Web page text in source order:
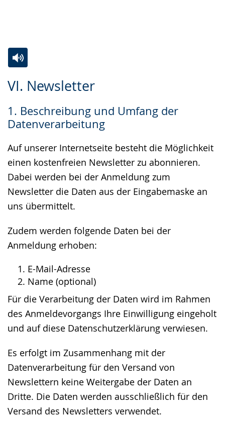
VI. Newsletter
1. Beschreibung und Umfang der
Datenverarbeitung
Auf unserer Internetseite besteht die Möglichkeit
einen kostenfreien Newsletter zu abonnieren.
Dabei werden bei der Anmeldung zum
Newsletter die Daten aus der Eingabemaske an
uns übermittelt.
Zudem werden folgende Daten bei der
Anmeldung erhoben:
E-Mail-Adresse
Name (optional)
Für die Verarbeitung der Daten wird im Rahmen
des Anmeldevorgangs Ihre Einwilligung eingeholt
und auf diese Datenschutzerklärung verwiesen.
Es erfolgt im Zusammenhang mit der
Datenverarbeitung für den Versand von
Newslettern keine Weitergabe der Daten an
Dritte. Die Daten werden ausschließlich für den
Versand des Newsletters verwendet.
Leichten
wechseln.
Audio-
Video
Deutscher
wird
angezeigt.